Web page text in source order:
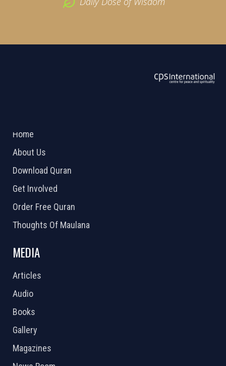
Home
About Us
Download Quran
Get Involved
Order Free Quran
Thoughts Of Maulana
MEDIA
Articles
Audio
Books
Gallery
Magazines